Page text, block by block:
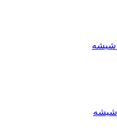
شیشه
شیشه